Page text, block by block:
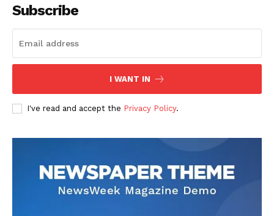
DOWNLOAD NOW
Subscribe
I WANT IN
I've read and accept the Privacy Policy.